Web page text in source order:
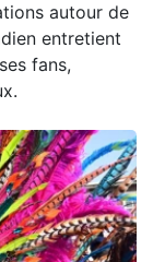
autour de
entretient
fans,